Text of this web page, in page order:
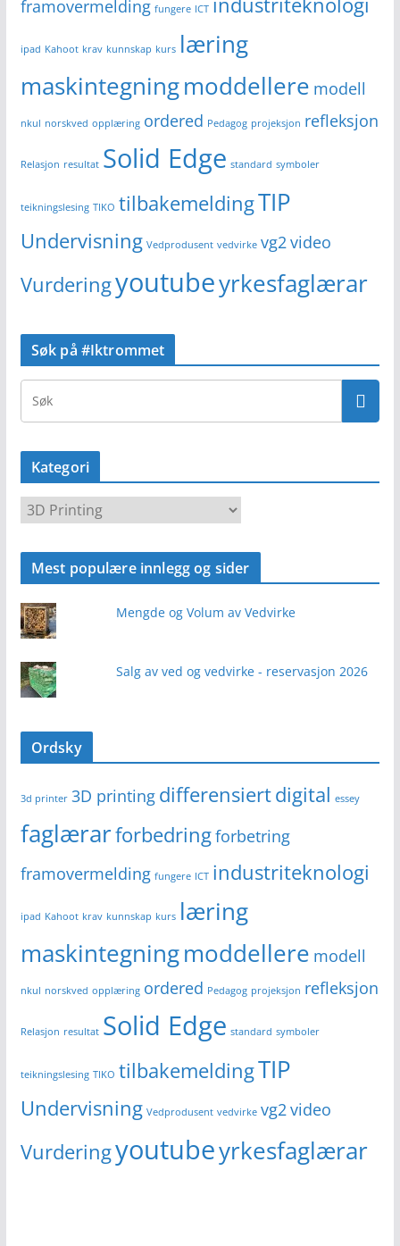
framovermelding fungere ICT
ipad Kahoot krav kunnskap kurs læring
maskintegningmoddellere modell
nkul norskved opplæring ordered Pedagog projeksjon refleksjon
Relasjon resultat Solid Edge standard symboler
teikningslesing TIKO tilbakemeldingTIP
Undervisning Vedprodusent vedvirke vg2video
Vurderingyoutubeyrkesfaglærar
Søk på #Iktrommet
Kategori
a
t
o
r
i
Mest populære innlegg og sider
Mengde og Volum av Vedvirke
Salg av ved og vedvirke - reservasjon 2026
Ordsky
3d printer 3D printing differensiertdigital essey
faglærarforbedringforbetring
framovermelding fungere ICT industriteknologi
ipad Kahoot krav kunnskap kurs læring
maskintegningmoddellere modell
nkul norskved opplæring ordered Pedagog projeksjon refleksjon
Relasjon resultat Solid Edge standard symboler
teikningslesing TIKO tilbakemeldingTIP
Undervisning Vedprodusent vedvirke vg2video
Vurderingyoutubeyrkesfaglærar